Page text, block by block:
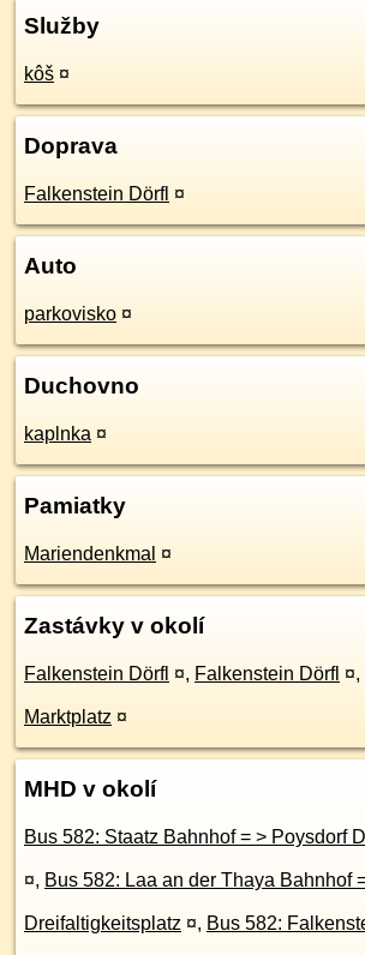
Služby
kôš ¤
Doprava
Falkenstein Dörfl ¤
Auto
parkovisko ¤
Duchovno
kaplnka ¤
Pamiatky
Mariendenkmal ¤
Zastávky v okolí
Falkenstein Dörfl ¤, Falkenstein Dörfl ¤,
Marktplatz ¤
MHD v okolí
Bus 582: Staatz
¤, Bus 582: Laa an der Thaya Bahnhof = >
Dreifaltigkeitsplatz ¤, Bus 582: